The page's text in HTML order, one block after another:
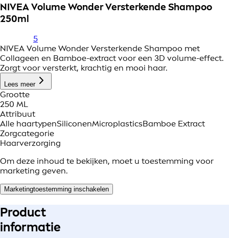
NIVEA Volume Wonder Versterkende Shampoo
250ml
5
NIVEA Volume Wonder Versterkende Shampoo met
Collageen en Bamboe-extract voor een 3D volume-effect.
Zorgt voor versterkt, krachtig en mooi haar.
Lees meer
Grootte
250 ML
Attribuut
Alle haartypenSiliconenMicroplasticsBamboe Extract
Zorgcategorie
Haarverzorging
Om deze inhoud te bekijken, moet u toestemming voor
marketing geven.
Marketingtoestemming inschakelen
Product
informatie